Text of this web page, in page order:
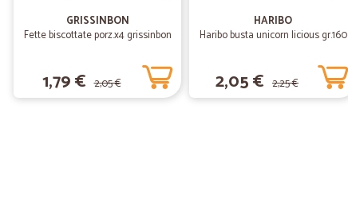
GRISSINBON
Fette biscottate porz.x4 grissinbon
1,79 € 2,05 €
HARIBO
Haribo busta unicorn licious gr.160
2,05 € 2,25 €